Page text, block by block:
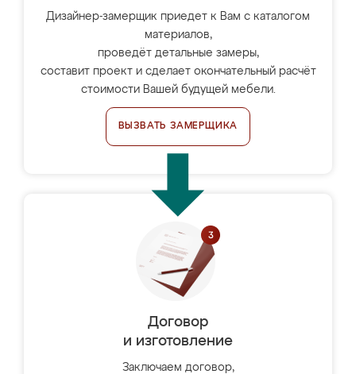
Дизайнер-замерщик приедет к Вам с каталогом
материалов,
проведёт детальные замеры,
составит проект и сделает окончательный расчёт
стоимости Вашей будущей мебели.
ВЫЗВАТЬ ЗАМЕРЩИКА
Договор
и изготовление
Заключаем договор,